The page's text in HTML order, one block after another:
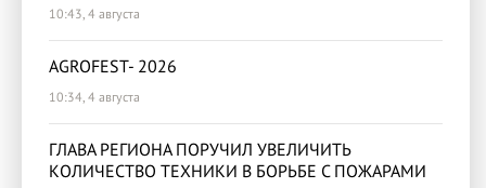
10:43, 4 августа
AGROFEST- 2026
10:34, 4 августа
ГЛАВА РЕГИОНА ПОРУЧИЛ УВЕЛИЧИТЬ
КОЛИЧЕСТВО ТЕХНИКИ В БОРЬБЕ С ПОЖАРАМИ